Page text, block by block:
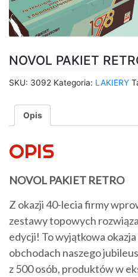
NOVOL PAKIET
SKU: 3092 Kategoria: LAKIERY
Opis
OPIS
NOVOL PAKIET RETRO
Z okazji 40-lecia firmy
zestawy topowych
edycji! To wyjątkowa
obchodach naszego
z 500 osób, produktów w